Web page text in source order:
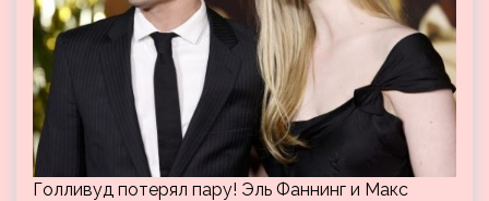
Голливуд потерял пару! Эль Фаннинг и Макс